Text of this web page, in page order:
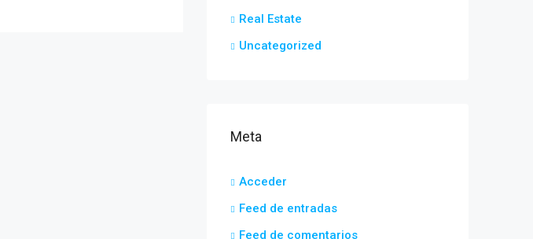
Real Estate
Uncategorized
Meta
Acceder
Feed de entradas
Feed de comentarios